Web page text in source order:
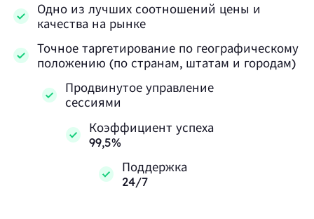
Одно из лучших соотношений цены и
качества на рынке
Точное таргетирование по географическому
положению (по странам, штатам и городам)
Продвинутое управление
сессиями
Коэффициент успеха
99,5%
Поддержка
24/7